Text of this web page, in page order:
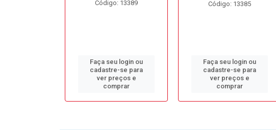
Código: 13389
Faça seu login ou
cadastre-se para
ver preços e
comprar
Código: 13385
Faça seu login ou
cadastre-se para
ver preços e
comprar